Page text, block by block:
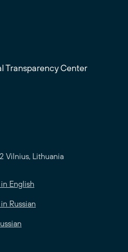
Transparency Center
Vilnius, Lithuania
English
Russian